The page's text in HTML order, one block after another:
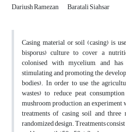
Dariush Ramezan
Baratali Siahsar
Casing material or soil (casing) is
bisporus) culture to cover a
colonised with mycelium, and
stimulating and promoting the
bodies). In order to use the
wastes) to reduce peat
mushroom production, an experiment
treatments of casing soil and
randomized design. Treatments